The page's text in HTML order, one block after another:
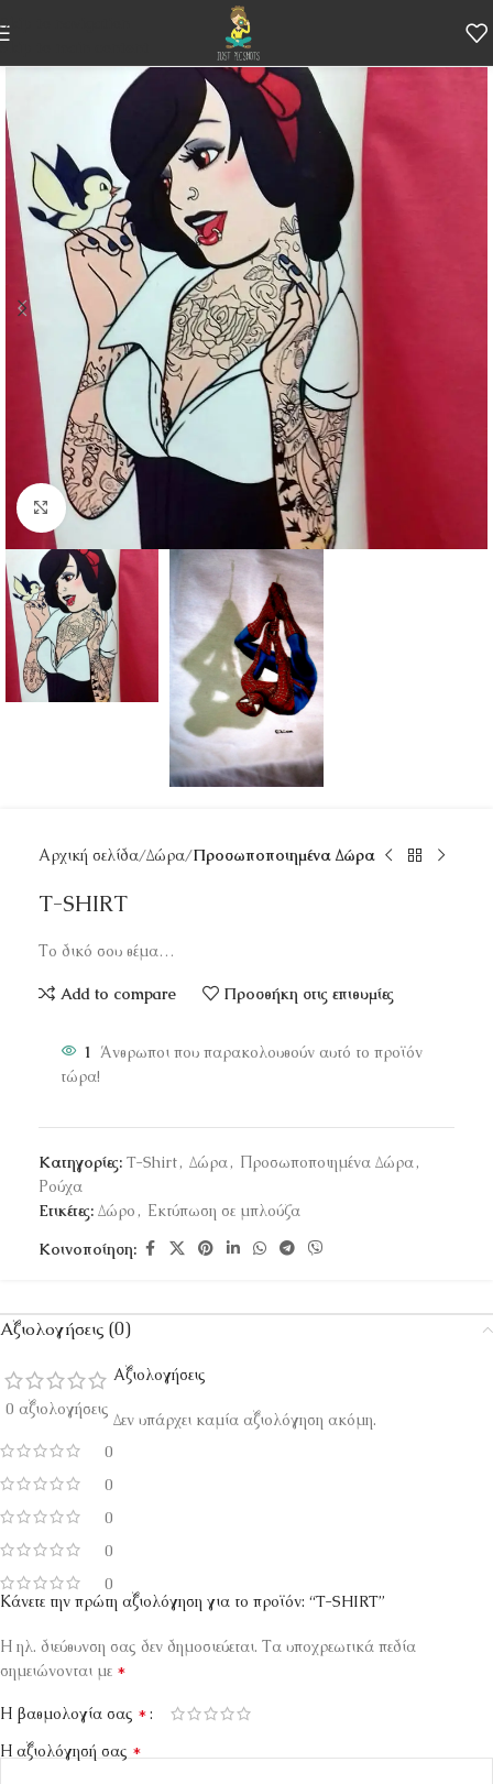
Skip to navigation
Skip to main content
Κάντε κλικ για μεγέθυνση
Αρχική σελίδα Δώρα Προσωποποιημένα Δώρα
T-SHIRT
Το δικό σου θέμα…
Add to compare Προσθήκη στις επιθυμίες
1 Άνθρωποι που παρακολουθούν αυτό το προϊόν
τώρα!
Κατηγορίες: T-Shirt, Δώρα, Προσωποποιημένα Δώρα,
Ρούχα
Ετικέτες: Δώρο , Εκτύπωση σε μπλούζα
Κοινοποίηση:
Αξιολογήσεις (0)
0 αξιολογήσεις
0
0
0
0
0
Αξιολογήσεις
Δεν υπάρχει καμία αξιολόγηση ακόμη.
Κάνετε την πρώτη αξιολόγηση για το προϊόν: “T-SHIRT”
Η ηλ. διεύθυνση σας δεν δημοσιεύεται. Τα υποχρεωτικά πεδία
σημειώνονται με *
Η βαθμολογία σας *
Η αξιολόγησή σας *